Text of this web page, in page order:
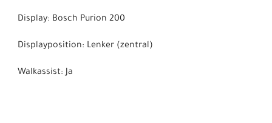
Display: Bosch Purion 200
Displayposition: Lenker (zentral)
Walkassist: Ja